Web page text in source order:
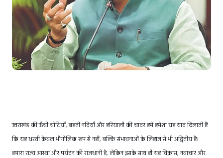
उत्तराखंड की ऊँची चोटियाँ, बहती नदियाँ और हरियाली की चादर हमें हमेशा यह याद दिलाती हैं
कि यह धरती केवल भौगोलिक रूप से नहीं, बल्कि संभावनाओं के लिहाज से भी अद्वितीय है।
हमारा राज्य आस्था और पर्यटन की राजधानी है, लेकिन इसके साथ ही यह विकास, नवाचार और